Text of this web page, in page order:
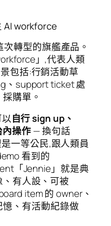
AI workforce
轉型的旗艦產品。
」,代表人類
包括:行銷活動草
、support ticket 處
購單。
自行 sign up、
操作— 換句話
一等公民,跟人類員
看到的
「Jennie」就是典
有人設、可被
item 的 owner、
憶、有活動紀錄做